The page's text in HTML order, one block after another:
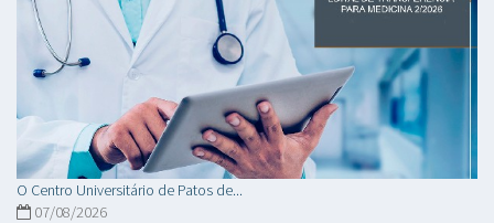
O Centro Universitário de Patos de...
07/08/2026